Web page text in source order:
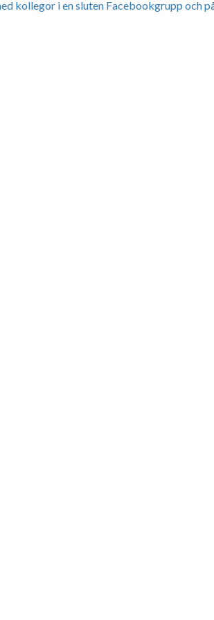
kollegor i en sluten Facebookgrupp och